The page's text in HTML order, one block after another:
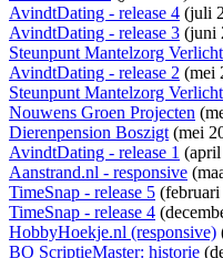
AvindtDating - release 4 (juli
AvindtDating - release 3 (juni
Steunpunt Mantelzorg
AvindtDating - release 2 (mei
Steunpunt Mantelzorg
Nouwens Groen Projecten
Dierenpension Boszigt(mei
AvindtDating - release 1
Aanstrand.nl - responsive
TimeSnap - release 5
TimeSnap - release 4
HobbyHoekje.nl (responsive)
BO ScriptieMaster: historie